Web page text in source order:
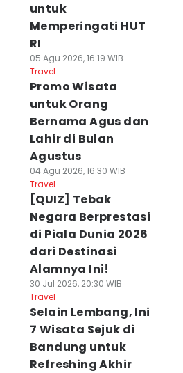
untuk
Memperingati HUT
RI
05 Agu 2026, 16:19 WIB
Travel
Promo Wisata
untuk Orang
Bernama Agus dan
Lahir di Bulan
Agustus
04 Agu 2026, 16:30 WIB
Travel
[QUIZ] Tebak
Negara Berprestasi
di Piala Dunia 2026
dari Destinasi
Alamnya Ini!
30 Jul 2026, 20:30 WIB
Travel
Selain Lembang, Ini
7 Wisata Sejuk di
Bandung untuk
Refreshing Akhir